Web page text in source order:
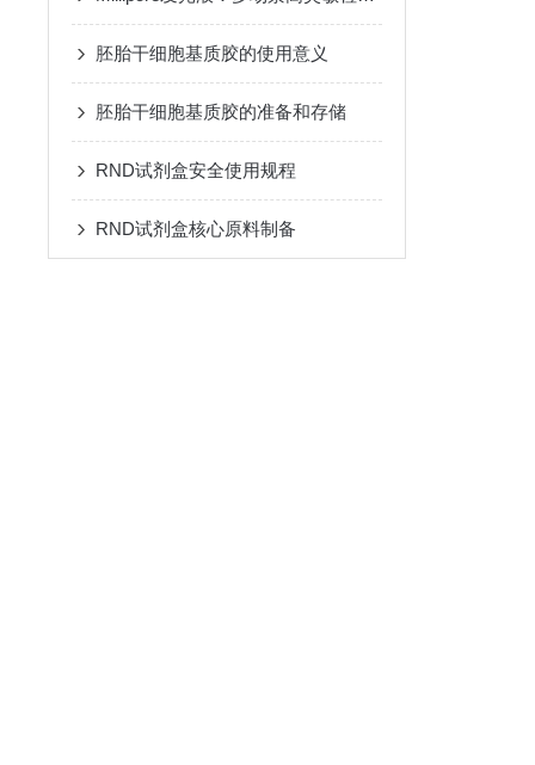
胚胎干细胞基质胶的使用意义
胚胎干细胞基质胶的准备和存储
RND试剂盒安全使用规程
RND试剂盒核心原料制备